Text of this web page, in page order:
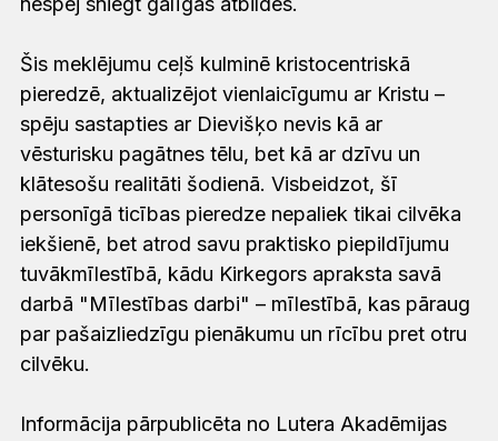
Šis meklējumu ceļš kulminē kristocentriskā
pieredzē, aktualizējot vienlaicīgumu ar Kristu –
spēju sastapties ar Dievišķo nevis kā ar
vēsturisku pagātnes tēlu, bet kā ar dzīvu un
klātesošu realitāti šodienā. Visbeidzot, šī
personīgā ticības pieredze nepaliek tikai cilvēka
iekšienē, bet atrod savu praktisko piepildījumu
tuvākmīlestībā, kādu Kirkegors apraksta savā
darbā "Mīlestības darbi" – mīlestībā, kas pāraug
par pašaizliedzīgu pienākumu un rīcību pret otru
cilvēku.
Informācija pārpublicēta no Lutera Akadēmijas